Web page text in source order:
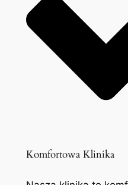
Komfortowa Klinika